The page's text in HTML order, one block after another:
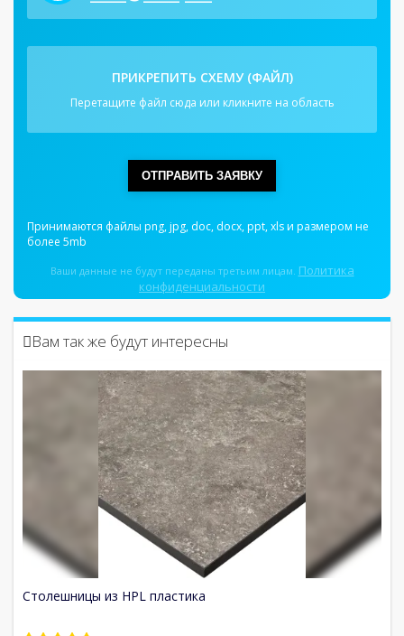
ПРИКРЕПИТЬ СХЕМУ (ФАЙЛ)
Перетащите файл сюда или кликните на область
ОТПРАВИТЬ ЗАЯВКУ
Принимаются файлы png, jpg, doc, docx, ppt, xls и размером не
более 5mb
Ваши данные не будут переданы третьим лицам. Политика
конфиденциальности
Вам так же будут интересны
Столешницы из HPL пластика